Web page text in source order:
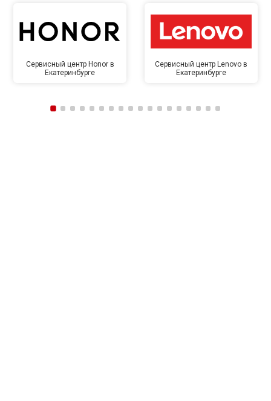
Сервисный центр Honor в
Екатеринбурге
Сервисный центр Lenovo в
Екатеринбурге